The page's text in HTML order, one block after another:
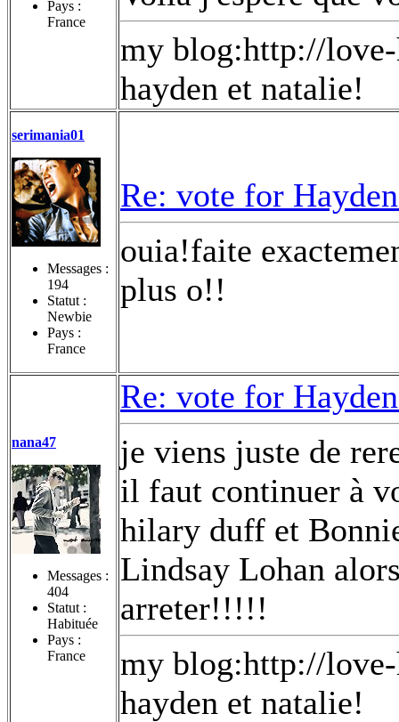
Pays :
France
my blog:http://
hayden et natalie!
serimania01
Messages :
194
Statut :
Newbie
Pays :
France
Re: vote for
ouia!faite
plus o!!
nana47
Messages :
404
Statut :
Habituée
Pays :
France
Re: vote for
je viens juste de
il faut continuer à
hilary duff et
Lindsay Lohan
arreter!!!!!
my blog:http://
hayden et natalie!